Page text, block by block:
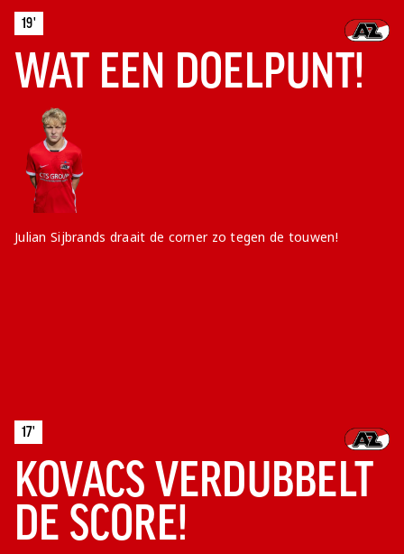
19'
WAT EEN DOELPUNT!
Julian Sijbrands draait de corner zo tegen de touwen!
17'
KOVACS VERDUBBELT
DE SCORE!